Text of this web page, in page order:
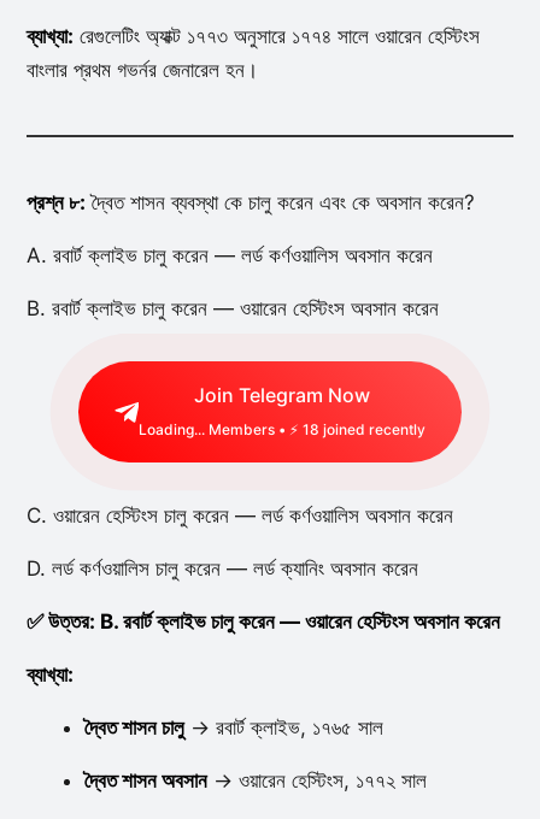
ব্যাখ্যা: রেগুলেটিং অ্যাক্ট ১৭৭৩ অনুসারে ১৭৭৪ সালে ওয়ারেন হেস্টিংস
বাংলার প্রথম গভর্নর জেনারেল হন।
প্রশ্ন ৮: দ্বৈত শাসন ব্যবস্থা কে চালু করেন এবং কে অবসান করেন?
A. রবার্ট ক্লাইভ চালু করেন — লর্ড কর্ণওয়ালিস অবসান করেন
B. রবার্ট ক্লাইভ চালু করেন — ওয়ারেন হেস্টিংস অবসান করেন
Join Telegram Now
Loading... Members • ⚡ 18 joined recently
C. ওয়ারেন হেস্টিংস চালু করেন — লর্ড কর্ণওয়ালিস অবসান করেন
D. লর্ড কর্ণওয়ালিস চালু করেন — লর্ড ক্যানিং অবসান করেন
✅ উত্তর: B. রবার্ট ক্লাইভ চালু করেন — ওয়ারেন হেস্টিংস অবসান করেন
ব্যাখ্যা:
দ্বৈত শাসন চালু→ রবার্ট ক্লাইভ, ১৭৬৫ সাল
দ্বৈত শাসন অবসান→ ওয়ারেন হেস্টিংস, ১৭৭২ সাল